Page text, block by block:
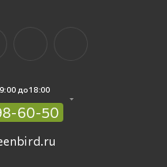
до 18:00
60-50